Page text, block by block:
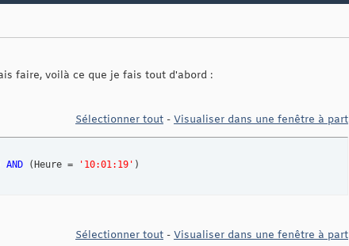
faire, voilà ce que je fais tout d'abord :
Sélectionner tout - Visualiser dans une fenêtre à part
AND ( Heure = '10:01:19' )
Sélectionner tout - Visualiser dans une fenêtre à part